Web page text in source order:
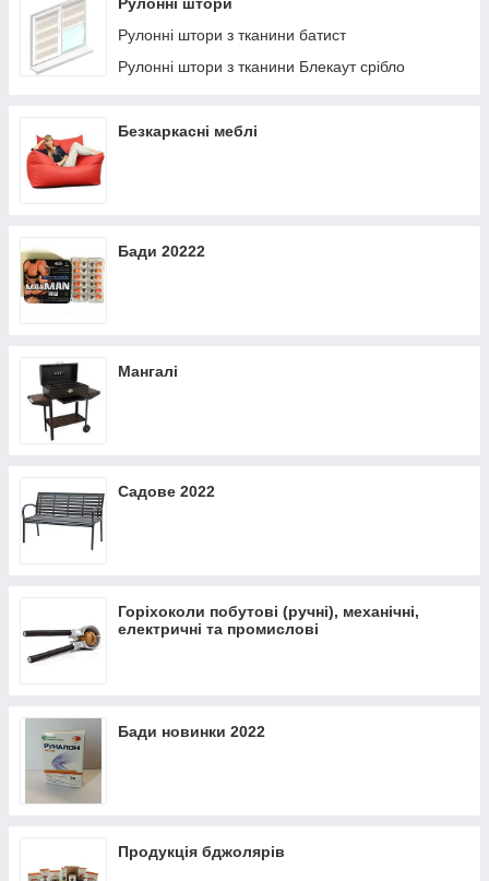
Рулонні штори з тканини батист
Рулонні штори з тканини Блекаут срібло
Безкаркасні меблі
Бади 20222
Мангалі
Садове 2022
Горіхоколи побутові (ручні), механічні,
електричні та промислові
Бади новинки 2022
Продукція бджолярів